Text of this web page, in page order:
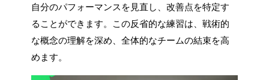
自分のパフォーマンスを見直し、改善点を特定す
ることができます。この反省的な練習は、戦術的
な概念の理解を深め、全体的なチームの結束を高
めます。